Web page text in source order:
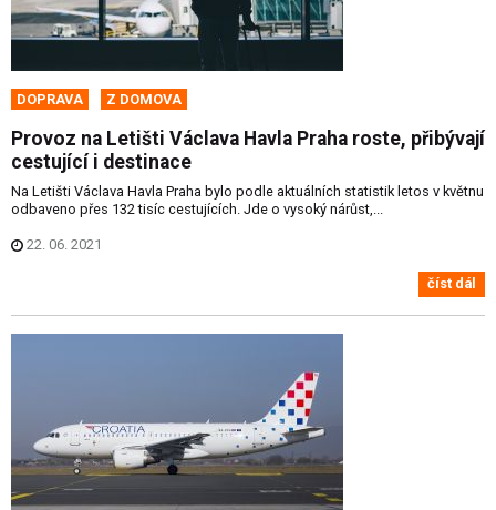
DOPRAVA Z DOMOVA
Provoz na Letišti Václava Havla Praha roste, přibývají
cestující i destinace
Na Letišti Václava Havla Praha bylo podle aktuálních statistik letos v květnu
odbaveno přes 132 tisíc cestujících. Jde o vysoký nárůst,...
22. 06. 2021
číst dál